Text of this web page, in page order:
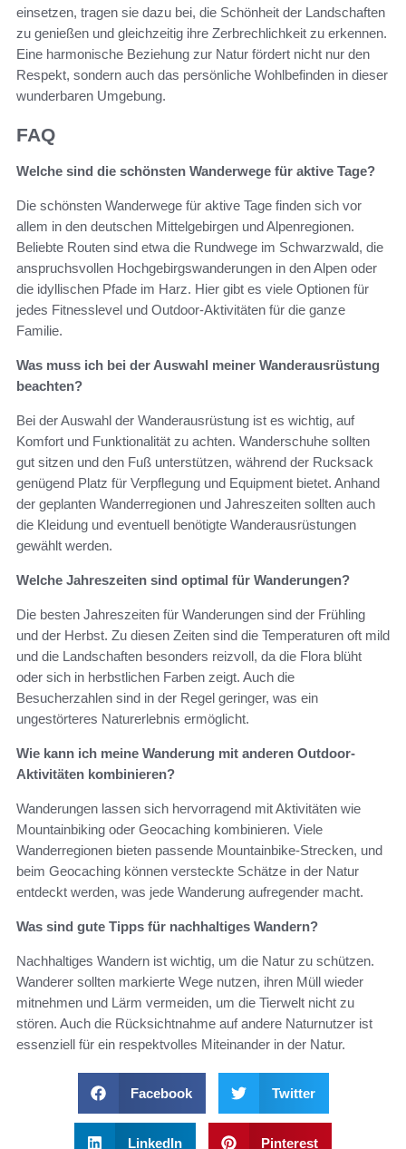
einsetzen, tragen sie dazu bei, die Schönheit der Landschaften
zu genießen und gleichzeitig ihre Zerbrechlichkeit zu erkennen.
Eine harmonische Beziehung zur Natur fördert nicht nur den
Respekt, sondern auch das persönliche Wohlbefinden in dieser
wunderbaren Umgebung.
FAQ
Welche sind die schönsten Wanderwege für aktive Tage?
Die schönsten Wanderwege für aktive Tage finden sich vor
allem in den deutschen Mittelgebirgen und Alpenregionen.
Beliebte Routen sind etwa die Rundwege im Schwarzwald, die
anspruchsvollen Hochgebirgswanderungen in den Alpen oder
die idyllischen Pfade im Harz. Hier gibt es viele Optionen für
jedes Fitnesslevel und Outdoor-Aktivitäten für die ganze
Familie.
Was muss ich bei der Auswahl meiner Wanderausrüstung
beachten?
Bei der Auswahl der Wanderausrüstung ist es wichtig, auf
Komfort und Funktionalität zu achten. Wanderschuhe sollten
gut sitzen und den Fuß unterstützen, während der Rucksack
genügend Platz für Verpflegung und Equipment bietet. Anhand
der geplanten Wanderregionen und Jahreszeiten sollten auch
die Kleidung und eventuell benötigte Wanderausrüstungen
gewählt werden.
Welche Jahreszeiten sind optimal für Wanderungen?
Die besten Jahreszeiten für Wanderungen sind der Frühling
und der Herbst. Zu diesen Zeiten sind die Temperaturen oft mild
und die Landschaften besonders reizvoll, da die Flora blüht
oder sich in herbstlichen Farben zeigt. Auch die
Besucherzahlen sind in der Regel geringer, was ein
ungestörteres Naturerlebnis ermöglicht.
Wie kann ich meine Wanderung mit anderen Outdoor-
Aktivitäten kombinieren?
Wanderungen lassen sich hervorragend mit Aktivitäten wie
Mountainbiking oder Geocaching kombinieren. Viele
Wanderregionen bieten passende Mountainbike-Strecken, und
beim Geocaching können versteckte Schätze in der Natur
entdeckt werden, was jede Wanderung aufregender macht.
Was sind gute Tipps für nachhaltiges Wandern?
Nachhaltiges Wandern ist wichtig, um die Natur zu schützen.
Wanderer sollten markierte Wege nutzen, ihren Müll wieder
mitnehmen und Lärm vermeiden, um die Tierwelt nicht zu
stören. Auch die Rücksichtnahme auf andere Naturnutzer ist
essenziell für ein respektvolles Miteinander in der Natur.
Facebook Twitter
LinkedIn Pinterest